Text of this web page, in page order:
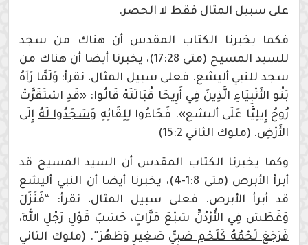
على سبيل المثال فقط لا الحصر.
فكما يخبرنا الكتاب المقدس أن هناك من سجد
للسيد المسيح (متى 17:28)، يخبرنا أيضا أن هناك من
سجد للنبي أليشع. فعلى سبيل المثال، نقرأ: وَلَمَّا رَآهُ
بَنُو الأَنْبِيَاءِ الَّذِينَ فِي أَرِيحَا قُبَالَتَهُ قَالُوا: «قَدِ اسْتَقَرَّتْ
رُوحُ إِيلِيَّا عَلَى أليشع». فَجَاءُوا لِلِقَائِهِ وَسَجَدُوا لَهُإِلَى
الأَرْضِ. (ملوك الثاني 15:2)
وكما يخبرنا الكتاب المقدس أن السيد المسيح قد
أبرأ الأبرص (متى 1:8-4)، يخبرنا أيضا أن النبي أليشع
قد أبرأ الأبرص. فعلى سبيل المثال، نقرأ: “فَنَزَلَ
وَغَطَسَ فِي الأُرْدُنِّ سَبْعَ مَرَّاتٍ، حَسَبَ قَوْلِ رَجُلِ اللهِ،
فَرَجَعَ لَحْمُهُ كَلَحْمِ صَبِيٍّ صَغِيرٍ وَطَهُرَ”. (ملوك الثاني